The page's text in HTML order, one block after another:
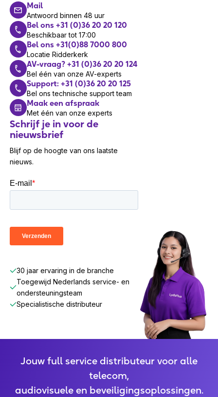
de Cisco Desk Camera voor het voeren van
professionele vergaderingen of de Cisco Desk
Mini als aanvulling op je persoonlijke werkplek.
Ze bieden superieure beeldkwaliteit, eenvoudige
installatie, gebruiksvriendelijkheid en
geavanceerde functies om efficiënter te
werken. Optioneel beschikbaar zijn extra
oorkussens voor persoonlijke
comfortaanpassing, beschermende draagtassen
voor mobiliteit en diverse kabelverlengstukken
voor flexibiliteit in verschillende
werkomgevingen.
Garantie
standaard 1 jaar garantie.
Meld je
aan voor ons speciale partner
programma en word reseller van een van onze
Mail
Antwoord binnen 48 uur
Bel ons +31 (0)36 20 20 120
Beschikbaar tot 17:00
Bel ons +31(0)88 7000 800
Locatie Ridderkerk
AV-vraag? +31 (0)36 20 20 124
Bel één van onze AV-experts
Support: +31 (0)36 20 20 125
Bel ons technische support team
Maak een afspraak
Met één van onze experts
Schrijf je in voor de
nieuwsbrief
Blijf op de hoogte van ons laatste
nieuws.
30 jaar ervaring in de branche
Toegewijd Nederlands service- en
ondersteuningsteam
Specialistische distributeur
Jouw full service distributeur voor alle
telecom,
audiovisuele en beveiligingsoplossingen.